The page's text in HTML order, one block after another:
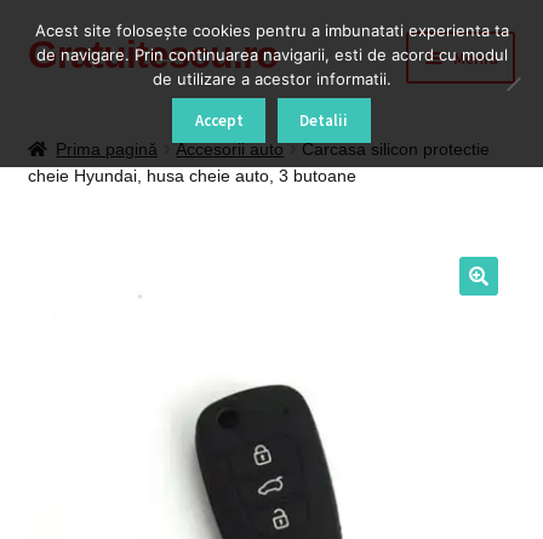
Sari
Sari
Gratuitescu.ro Meniu
Blog
Prima pagină Accesorii auto
Carcasa silicon protectie
cheie Hyundai, husa cheie auto, 3 butoane
Acest site foloseşte cookies pentru a imbunatati experienta ta
de navigare. Prin continuarea navigarii, esti de acord cu modul
de utilizare a acestor informatii.
Accept Detalii